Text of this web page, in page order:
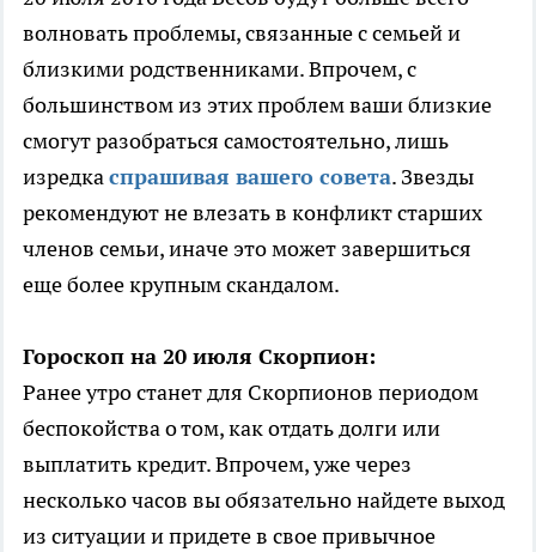
волновать проблемы, связанные с семьей и
близкими родственниками. Впрочем, с
большинством из этих проблем ваши близкие
смогут разобраться самостоятельно, лишь
изредкаспрашивая вашего совета. Звезды
рекомендуют не влезать в конфликт старших
членов семьи, иначе это может завершиться
еще более крупным скандалом.
Гороскоп на 20 июля Скорпион:
Ранее утро станет для Скорпионов периодом
беспокойства о том, как отдать долги или
выплатить кредит. Впрочем, уже через
несколько часов вы обязательно найдете выход
из ситуации и придете в свое привычное